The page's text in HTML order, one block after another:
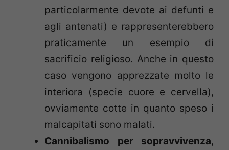
particolarmente devote ai defunti e
agli antenati) e rappresenterebbero
praticamente un esempio di
sacrificio religioso. Anche in questo
caso vengono apprezzate molto le
interiora (specie cuore e cervella),
ovviamente cotte in quanto speso i
malcapitati sono malati.
Cannibalismo per sopravvivenza,